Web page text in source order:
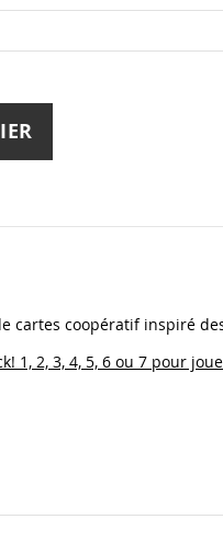
cartes coopératif inspiré
1, 2, 3, 4, 5, 6 ou 7 pour